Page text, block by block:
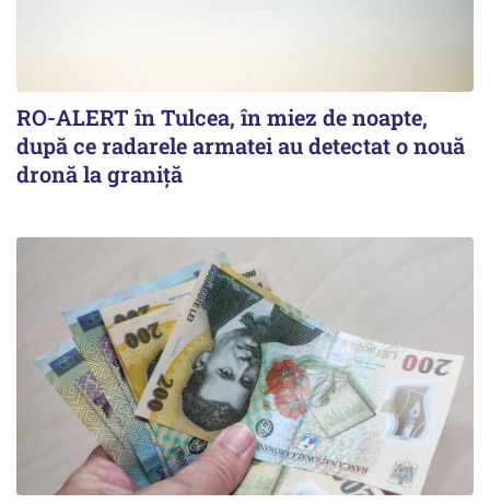
RO-ALERT în Tulcea, în miez de noapte,
după ce radarele armatei au detectat o nouă
dronă la graniță